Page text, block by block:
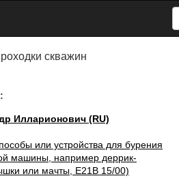
скважин
Илларионович (RU)
или устройства для бурения
машины, например деррик-
или мачты, E21B 15/00)